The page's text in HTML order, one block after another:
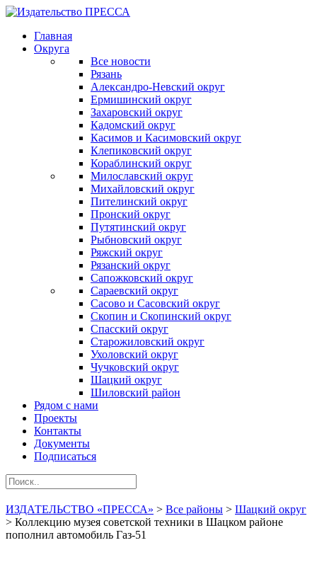
Главная
Округа
Все новости
Рязань
Александро-Невский округ
Ермишинский округ
Захаровский округ
Кадомский округ
Касимов и Касимовский округ
Клепиковский округ
Кораблинский округ
Милославский округ
Михайловский округ
Пителинский округ
Пронский округ
Путятинский округ
Рыбновский округ
Ряжский округ
Рязанский округ
Сапожковский округ
Сараевский округ
Сасово и Сасовский округ
Скопин и Скопинский округ
Спасский округ
Старожиловский округ
Ухоловский округ
Чучковский округ
Шацкий округ
Шиловский район
Рядом с нами
Проекты
Контакты
Документы
Подписаться
ИЗДАТЕЛЬСТВО «ПРЕССА» > Все районы > Шацкий округ
> Коллекцию музея советской техники в Шацком районе
пополнил автомобиль Газ-51